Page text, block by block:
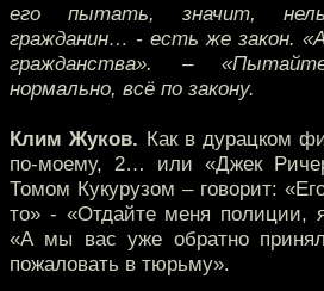
его пытать, значит,
гражданин… - есть же закон.
гражданства». –
нормально, всё по закону.
Клим Жуков. Как в дурацком
по-моему, 2… или «Джек
Томом Кукурузом – говорит:
то» - «Отдайте меня полиции,
«А мы вас уже обратно
пожаловать в тюрьму».